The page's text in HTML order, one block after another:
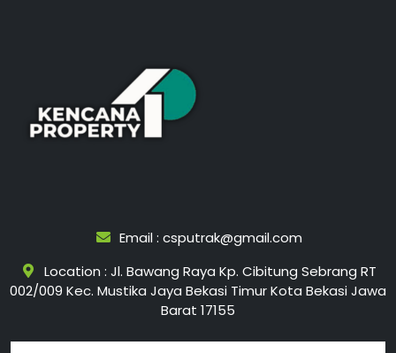
Email : csputrak@gmail.com
Location : Jl. Bawang Raya Kp. Cibitung Sebrang RT
002/009 Kec. Mustika Jaya Bekasi Timur Kota Bekasi Jawa
Barat 17155